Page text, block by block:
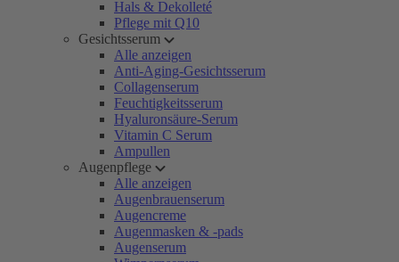
Hals & Dekolleté
Pflege mit Q10
Gesichtsserum
Alle anzeigen
Anti-Aging-Gesichtsserum
Collagenserum
Feuchtigkeitsserum
Hyaluronsäure-Serum
Vitamin C Serum
Ampullen
Augenpflege
Alle anzeigen
Augenbrauenserum
Augencreme
Augenmasken & -pads
Augenserum